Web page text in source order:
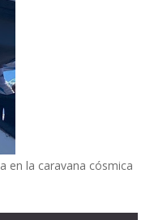
en la caravana cósmica